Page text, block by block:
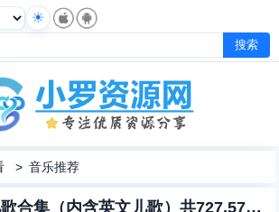
>音乐推荐
幼儿早教经典儿歌合集（内含英文儿歌）共727.57MB